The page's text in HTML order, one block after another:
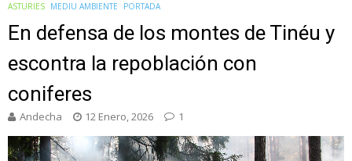
ASTURIES MEDIU AMBIENTE PORTADA
En defensa de los montes de Tinéu y
escontra la repoblación con
coniferes
Andecha 12 Enero, 2026 1